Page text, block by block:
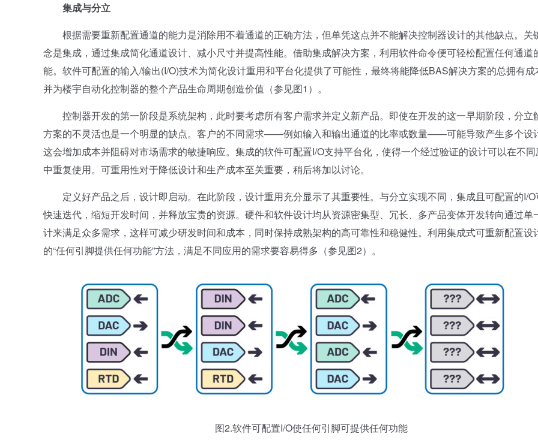
集成与分立
根据需要重新配置通道的能力是消除用不着通道的正确方法，但单凭这点并不能解决控制器设计的其他缺点。关
念是集成，通过集成简化通道设计、减小尺寸并提高性能。借助集成解决方案，利用软件命令便可轻松配置任何通道
能。软件可配置的输入/输出(I/O)技术为简化设计重用和平台化提供了可能性，最终将能降低BAS解决方案的总拥有成
并为楼宇自动化控制器的整个产品生命周期创造价值（参见图1）。
控制器开发的第一阶段是系统架构，此时要考虑所有客户需求并定义新产品。即使在开发的这一早期阶段，分立
方案的不灵活也是一个明显的缺点。客户的不同需求——例如输入和输出通道的比率或数量——可能导致产生多个设
这会增加成本并阻碍对市场需求的敏捷响应。集成的软件可配置I/O支持平台化，使得一个经过验证的设计可以在不同
中重复使用。可重用性对于降低设计和生产成本至关重要，稍后将加以讨论。
定义好产品之后，设计即启动。在此阶段，设计重用充分显示了其重要性。与分立实现不同，集成且可配置的I/O
快速迭代，缩短开发时间，并释放宝贵的资源。硬件和软件设计均从资源密集型、冗长、多产品变体开发转向通过单
计来满足众多需求，这样可减少研发时间和成本，同时保持成熟架构的高可靠性和稳健性。利用集成式可重新配置设
的“任何引脚提供任何功能”方法，满足不同应用的需求要容易得多（参见图2）。
图2.软件可配置I/O使任何引脚可提供任何功能